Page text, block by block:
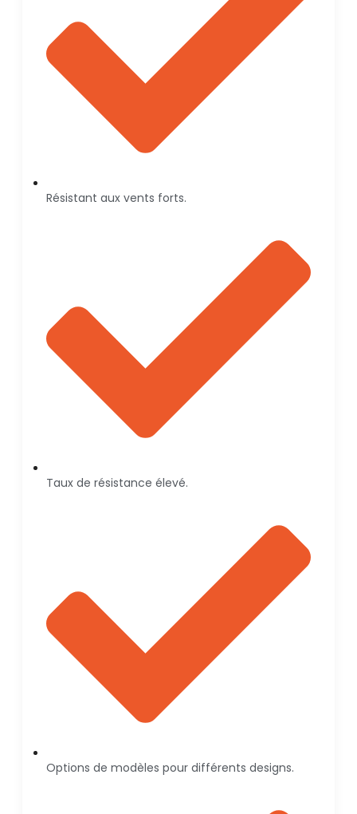
Résistant aux vents forts.
Taux de résistance élevé.
Options de modèles pour différents designs.